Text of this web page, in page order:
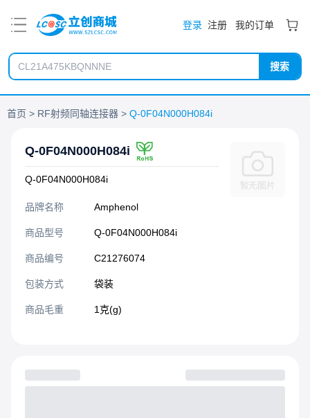
登录 注册 我的订单
搜索
首页 RF射频同轴连接器 Q-0F04N000H084i
Q-0F04N000H084i
Q-0F04N000H084i
品牌名称 Amphenol
商品型号 Q-0F04N000H084i
商品编号 C21276074
包装方式 袋装
商品毛重 1克(g)